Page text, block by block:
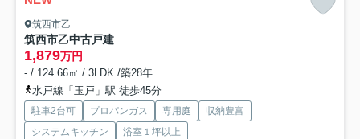
筑西市乙
筑西市乙中古戸建
1,879万円
- / 124.66㎡ / 3LDK /築28年
水戸線「玉戸」駅 徒歩45分
駐車2台可 プロパンガス 専用庭
収納豊富
システムキッチン
浴室１坪以上